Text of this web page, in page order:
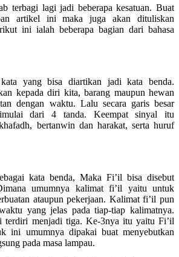
terbagi lagi jadi beberapa kesatuan. Buat
artikel ini maka juga akan dituliskan
ini ialah beberapa bagian dari bahasa
yang bisa diartikan jadi kata benda.
kepada diri kita, barang maupun hewan
dengan waktu. Lalu secara garis besar
dari 4 tanda. Keempat sinyal itu
bertanwin dan harakat, serta huruf
kata benda, Maka Fi’il bisa disebut
umumnya kalimat fi’il yaitu untuk
ataupun pekerjaan. Kalimat fi’il pun
yang jelas pada tiap-tiap kalimatnya.
terdiri menjadi tiga. Ke-3nya itu yaitu Fi’il
ini umumnya dipakai buat menyebutkan
pada masa lampau.